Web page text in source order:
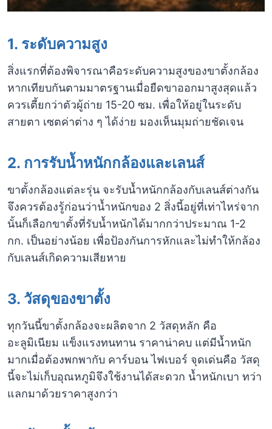
1. ระดับความสูง
สิ่งแรกที่ต้องพิจารณาคือระดับความสูงของขาตั้งกล้อง
หากเทียบกันตามมาตรฐานเมื่อยืดขาออกมาสูงสุดแล้ว
ควรเตี้ยกว่าตัวผู้ถ่าย 15-20 ซม. เพื่อให้อยู่ในระดับ
สายตา เซตค่าต่าง ๆ ได้ง่าย มองเห็นมุมถ่ายชัดเจน
2. การรับน้ำหนักกล้องและเลนส์
ขาตั้งกล้องแต่ละรุ่น จะรับน้ำหนักกล้องกับเลนส์ต่างกัน
จึงควรต้องรู้ก่อนว่าน้ำหนักของ 2 สิ่งนี้อยู่ที่เท่าไหร่จาก
นั้นก็เลือกขาตั้งที่รับน้ำหนักได้มากกว่าประมาณ 1-2
กก. เป็นอย่างน้อย เพื่อป้องกันการหักและไม่ทำให้กล้อง
กับเลนส์เกิดความเสียหาย
3. วัสดุของขาตั้ง
ทุกวันนี้ขาตั้งกล้องจะผลิตจาก 2 วัสดุหลัก คือ
อะลูมิเนียม แข็งแรงทนทาน ราคาน่าคบ แต่มีน้ำหนัก
มากเมื่อต้องพกพากับ คาร์บอน ไฟเบอร์ จุดเด่นคือ วัสดุ
นี้จะไม่เก็บอุณหภูมิจึงใช้งานได้สะดวก น้ำหนักเบา ทว่า
แลกมาด้วยราคาสูงกว่า